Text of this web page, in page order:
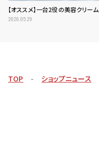
【オススメ】一台2役の美容クリーム
2026.05.29
TOP ショップニュース